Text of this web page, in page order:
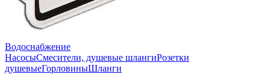
Водоснабжение
НасосыСмесители, душевые шлангиРозетки
душевыеГорловиныШланги